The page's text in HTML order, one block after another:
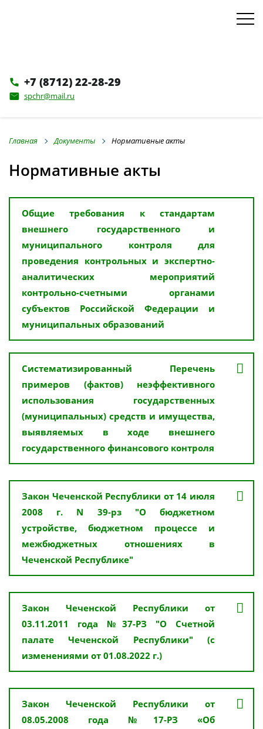
phone +7 (8712) 22-28-29
email spchr@mail.ru
Главная Документы Нормативные акты
Нормативные акты
Общие требования к стандартам
внешнего государственного и
муниципального контроля для
проведения контрольных и экспертно-
аналитических мероприятий
контрольно-счетными органами
субъектов Российской Федерации и
муниципальных образований
Систематизированный Перечень
примеров (фактов) неэффективного
использования государственных
(муниципальных) средств и имущества,
выявляемых в ходе внешнего
государственного финансового контроля
Закон Чеченской Республики от 14 июля
2008 г. N 39-рз "О бюджетном
устройстве, бюджетном процессе и
межбюджетных отношениях в
Чеченской Республике"
Закон Чеченской Республики от
03.11.2011 года №37-РЗ "О Счетной
палате Чеченской Республики" (с
изменениями от 01.08.2022 г.)
Закон Чеченской Республики от
08.05.2008 года №17-РЗ «Об